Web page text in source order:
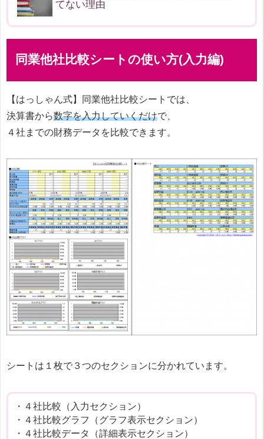
てない理由
同業他社比較シートの使い方(入力編)
【はっしゃん式】同業他社比較シートでは、
決算書から数字を入力していくだけで、
４社までの財務データを比較できます。
シートは１枚で３つのセクションに分かれています。
・４社比較（入力セクション）
・４社比較グラフ（グラフ表示セクション）
・４社比較データ（詳細表示セクション）